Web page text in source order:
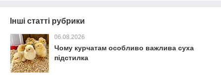
Інші статті рубрики
06.08.2026
Чому курчатам особливо важлива суха
підстилка